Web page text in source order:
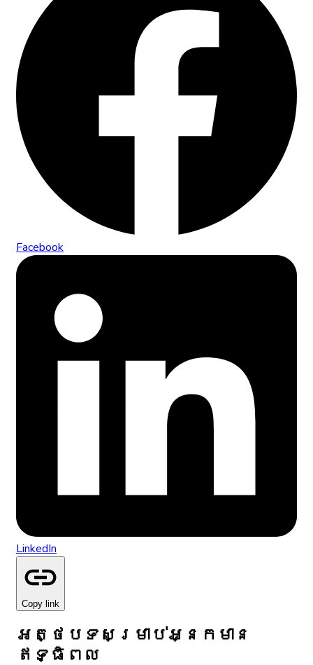
Facebook
LinkedIn
Copy link
អត្ថបទសម្រាប់អ្នកមាន
ឥទ្ធិពល